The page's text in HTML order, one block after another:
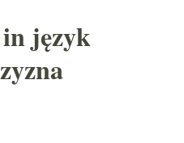
in język